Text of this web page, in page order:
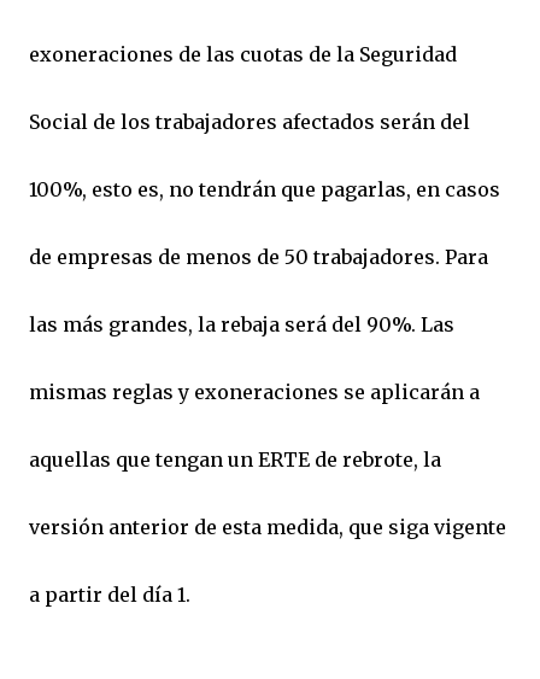
exoneraciones de las cuotas de la Seguridad
Social de los trabajadores afectados serán del
100%, esto es, no tendrán que pagarlas, en casos
de empresas de menos de 50 trabajadores. Para
las más grandes, la rebaja será del 90%. Las
mismas reglas y exoneraciones se aplicarán a
aquellas que tengan un ERTE de rebrote, la
versión anterior de esta medida, que siga vigente
a partir del día 1.